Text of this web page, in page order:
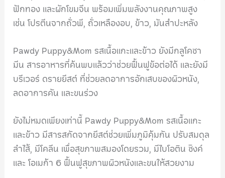
ฟักทอง และผักโขมจีน พร้อมเพิ่มพลังงานคุณภาพสูง
เช่น โปรตีนจากถั่วพี, ถั่วเหลืองอบ, ข้าว, มันสำปะหลัง
Pawdy Puppy&Mom รสเนื้อแกะและข้าว ยังมีกลูโคซา
มีน สารอาหารที่ค้นพบแล้วว่าช่วยฟื้นฟูข้อต่อได้ และยังมี
บรีเวอร์ ดรายยีสต์ ที่ช่วยลดอาการอักเสบของผิวหนัง,
ลดอาการคัน และขนร่วง
ยังไม่หมดเพียงเท่านี้ Pawdy Puppy&Mom รสเนื้อแกะ
และข้าว มีสารสกัดจากยีสต์ช่วยเพิ่มภูมิคุ้มกัน ปรับสมดุล
ลำไส้, มีโคลีน เพื่อสุขภาพสมองโดยรวม, มีไบโอติน ซิงค์
และ โอเมก้า 6 ฟื้นฟูสุขภาพผิวหนังและขนให้สวยงาม